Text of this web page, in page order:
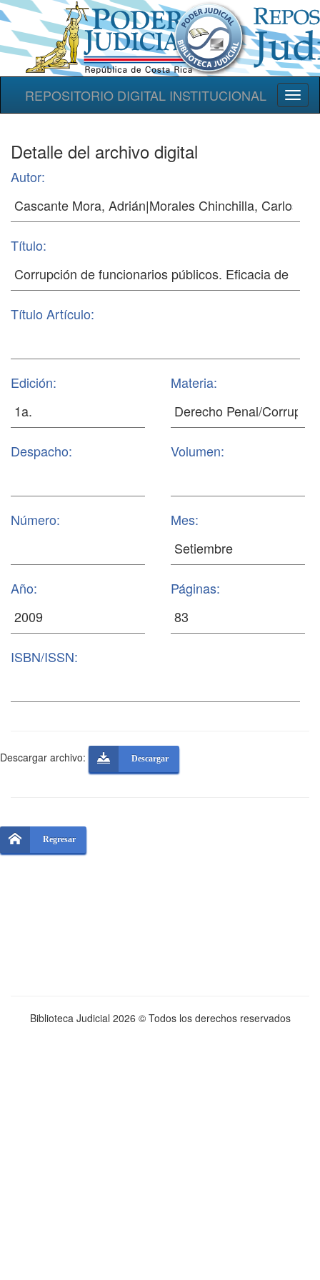
REPOSITORIO DIGITAL INSTITUCIONAL
Detalle del archivo digital
Autor:
Título:
Título Artículo:
Edición: Materia:
Despacho: Volumen:
Número: Mes:
Año: Páginas:
ISBN/ISSN:
Descargar archivo: Descargar
Regresar
Biblioteca Judicial 2026 © Todos los derechos reservados